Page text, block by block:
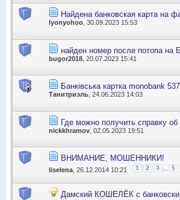
Найдена банковская карта на
lyonyohoo , 30.09.2023 15:53
найден номер после потопа на
bugor2018 , 20.07.2023 15:41
Банківська картка monobank
Танитриэль , 24.06.2023 14:03
Где можно получить справку об
nickkhramov , 02.05.2023 19:51
ВНИМАНИЕ, МОШЕННИКИ!
liselena , 26.12.2014 10:21 1 2 3 5
Дамский КОШЕЛЁК с